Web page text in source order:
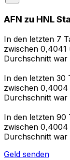
AFN zu HNL
In den letzten 7
zwischen 0,4041
Durchschnitt war
In den letzten 30
zwischen 0,4004
Durchschnitt
In den letzten 90
zwischen
Durchschnitt war
Geld senden